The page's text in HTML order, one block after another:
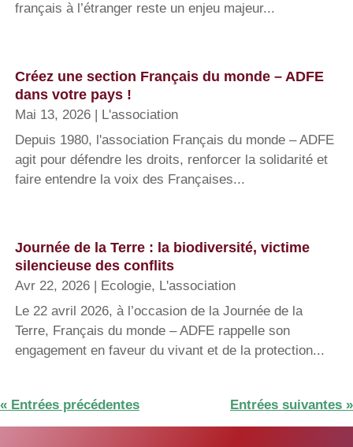
français à l’étranger reste un enjeu majeur...
Créez une section Français du monde – ADFE
dans votre pays !
Mai 13, 2026
L'association
Depuis 1980, l'association Français du monde – ADFE
agit pour défendre les droits, renforcer la solidarité et
faire entendre la voix des Françaises...
Journée de la Terre : la biodiversité, victime
silencieuse des conflits
Avr 22, 2026 Ecologie, L'association
Le 22 avril 2026, à l’occasion de la Journée de la
Terre, Français du monde – ADFE rappelle son
engagement en faveur du vivant et de la protection...
« Entrées précédentes Entrées suivantes »